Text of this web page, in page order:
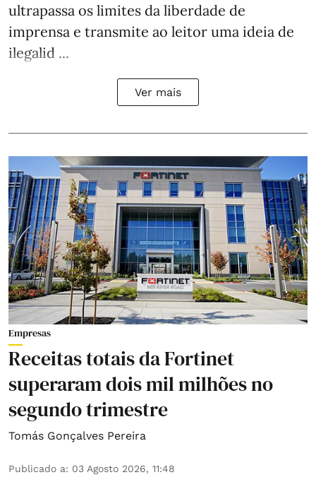
ultrapassa os limites da liberdade de
imprensa e transmite ao leitor uma ideia de
ilegalid ...
Ver mais
Empresas
Receitas totais da Fortinet
superaram dois mil milhões no
segundo trimestre
Tomás Gonçalves Pereira
Publicado a: 03 Agosto 2026, 11:48